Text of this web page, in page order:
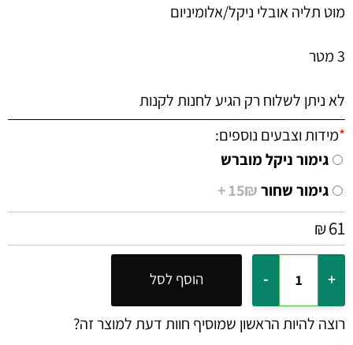
מוט תליה אובלי ניקל/אלומיניום
3 מטר
לא ניתן לשלוח רק הגיע לחנות לקנות
*מידות וצבעים נוספים:
גימור ניקל מוברש
גימור שחור15₪ +
₪61
הוסף לסל
רוצה להיות הראשון שמוסיף חוות דעת למוצר זה?